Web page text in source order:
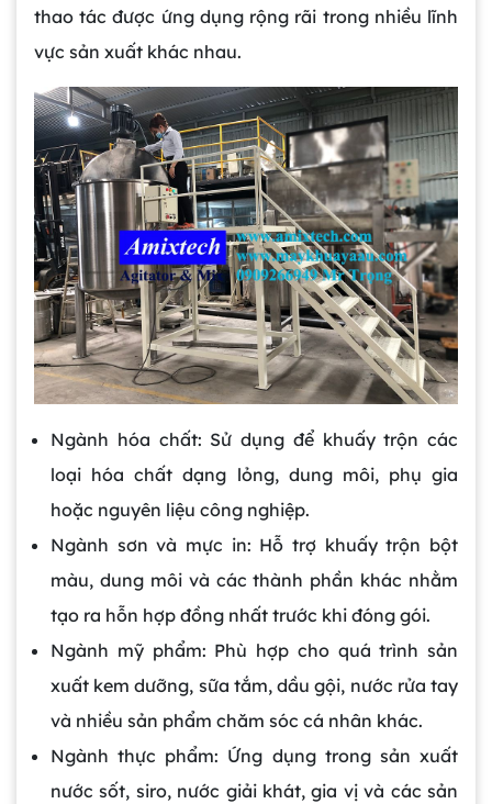
thao tác được ứng dụng rộng rãi trong nhiều lĩnh
vực sản xuất khác nhau.
Ngành hóa chất: Sử dụng để khuấy trộn các
loại hóa chất dạng lỏng, dung môi, phụ gia
hoặc nguyên liệu công nghiệp.
Ngành sơn và mực in: Hỗ trợ khuấy trộn bột
màu, dung môi và các thành phần khác nhằm
tạo ra hỗn hợp đồng nhất trước khi đóng gói.
Ngành mỹ phẩm: Phù hợp cho quá trình sản
xuất kem dưỡng, sữa tắm, dầu gội, nước rửa tay
và nhiều sản phẩm chăm sóc cá nhân khác.
Ngành thực phẩm: Ứng dụng trong sản xuất
nước sốt, siro, nước giải khát, gia vị và các sản